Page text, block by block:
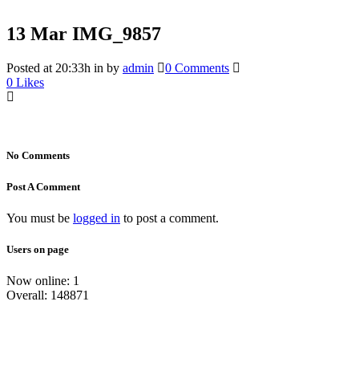
13 Mar IMG_9857
Posted at 20:33h in by admin
0 Comments
0 Likes
No Comments
Post A Comment
You must be logged in to post a comment.
Users on page
Now online: 1
Overall: 148871